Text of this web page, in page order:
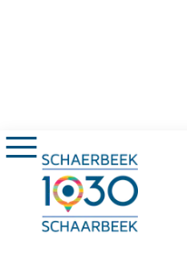
Histoire
Histoire
Publié le 01/03/2020